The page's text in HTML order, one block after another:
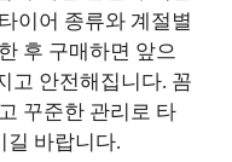
이어 종류와 계절별
후 구매하면 앞으
고 안전해집니다. 꼼
꾸준한 관리로 타
길 바랍니다.